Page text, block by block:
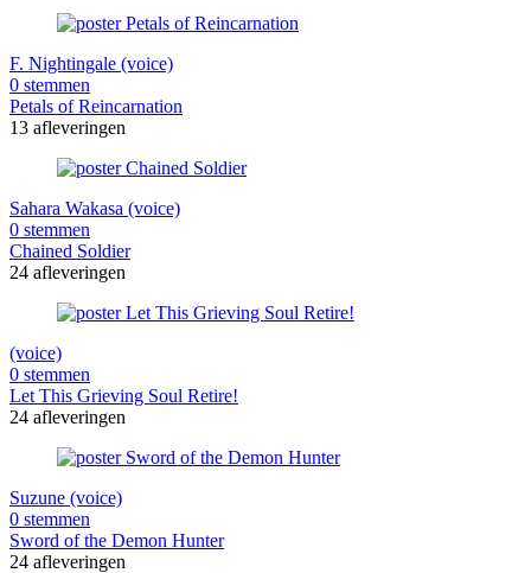
F. Nightingale (voice)
0 stemmen
Petals of Reincarnation
13 afleveringen
Sahara Wakasa (voice)
0 stemmen
Chained Soldier
24 afleveringen
(voice)
0 stemmen
Let This Grieving Soul Retire!
24 afleveringen
Suzune (voice)
0 stemmen
Sword of the Demon Hunter
24 afleveringen